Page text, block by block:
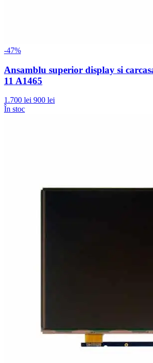
-47%
Ansamblu superior display si
11 A1465
1.700 lei 900 lei
În stoc